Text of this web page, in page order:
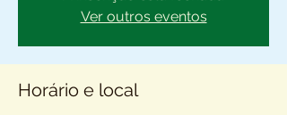
Ver outros eventos
Horário e local